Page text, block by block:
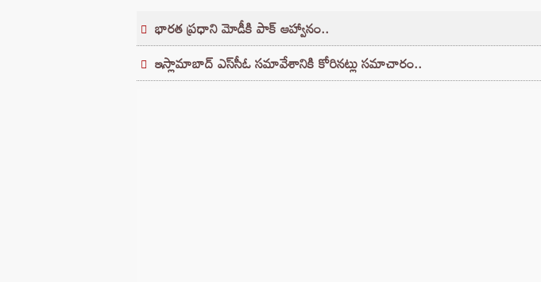
భారత ప్రధాని మోడీకి పాక్ ఆహ్వానం..
ఇస్లామాబాద్ ఎస్‌సీఓ సమావేశానికి కోరినట్లు సమాచారం..